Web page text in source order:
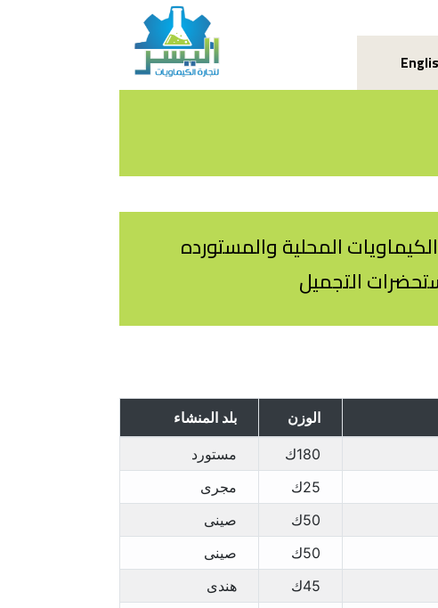
المحلية والمستورده
التجميل
الوزن بلد المنشاء
180ك
مستورد
25ك
مجرى
50ك
صينى
50ك
صينى
45ك
هندى